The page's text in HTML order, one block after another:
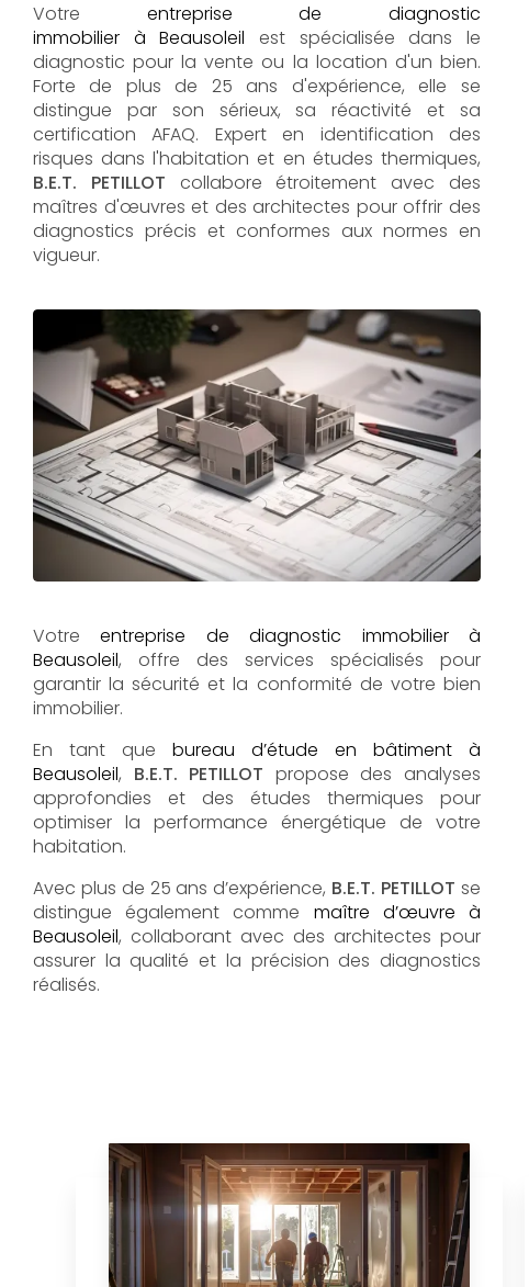
Votre entreprise de diagnostic
immobilier à Beausoleil est spécialisée dans le
diagnostic pour la vente ou la location d'un bien.
Forte de plus de 25 ans d'expérience, elle se
distingue par son sérieux, sa réactivité et sa
certification AFAQ. Expert en identification des
risques dans l'habitation et en études thermiques,
B.E.T. PETILLOT collabore étroitement avec des
maîtres d'œuvres et des architectes pour offrir des
diagnostics précis et conformes aux normes en
vigueur.
Votreentreprise de diagnostic immobilier à
Beausoleil, offre des services spécialisés pour
garantir la sécurité et la conformité de votre bien
immobilier.
En tant que bureau d’étude en bâtiment à
Beausoleil, B.E.T. PETILLOT propose des analyses
approfondies et des études thermiques pour
optimiser la performance énergétique de votre
habitation.
Avec plus de 25 ans d’expérience, B.E.T. PETILLOT se
distingue également comme maître d’œuvre à
Beausoleil, collaborant avec des architectes pour
assurer la qualité et la précision des diagnostics
réalisés.